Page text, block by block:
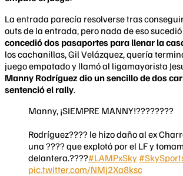
La entrada parecía resolverse tras
outs de la entrada, pero nada de eso
concedió dos pasaportes para llenar la
los cachanillas, Gil Velázquez, quería
juego empatado y llamó al ligamayorista
Manny Rodríguez dio un sencillo de dos
sentenció el rally.
Manny, ¡SIEMPRE MANNY!????????
Rodríguez???? le hizo daño al ex
una ???? que explotó por el LF y
delantera.????#LAMPxSky
pic.twitter.com/NMj2Xa8ksc